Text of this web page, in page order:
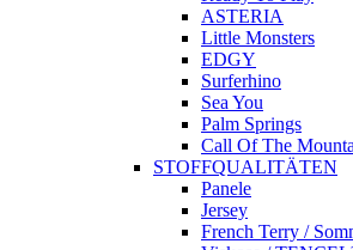
ASTERIA
Little Monsters
EDGY
Surferhino
Sea You
Palm Springs
Call Of The
STOFFQUALITÄTEN
Panele
Jersey
French Terry /